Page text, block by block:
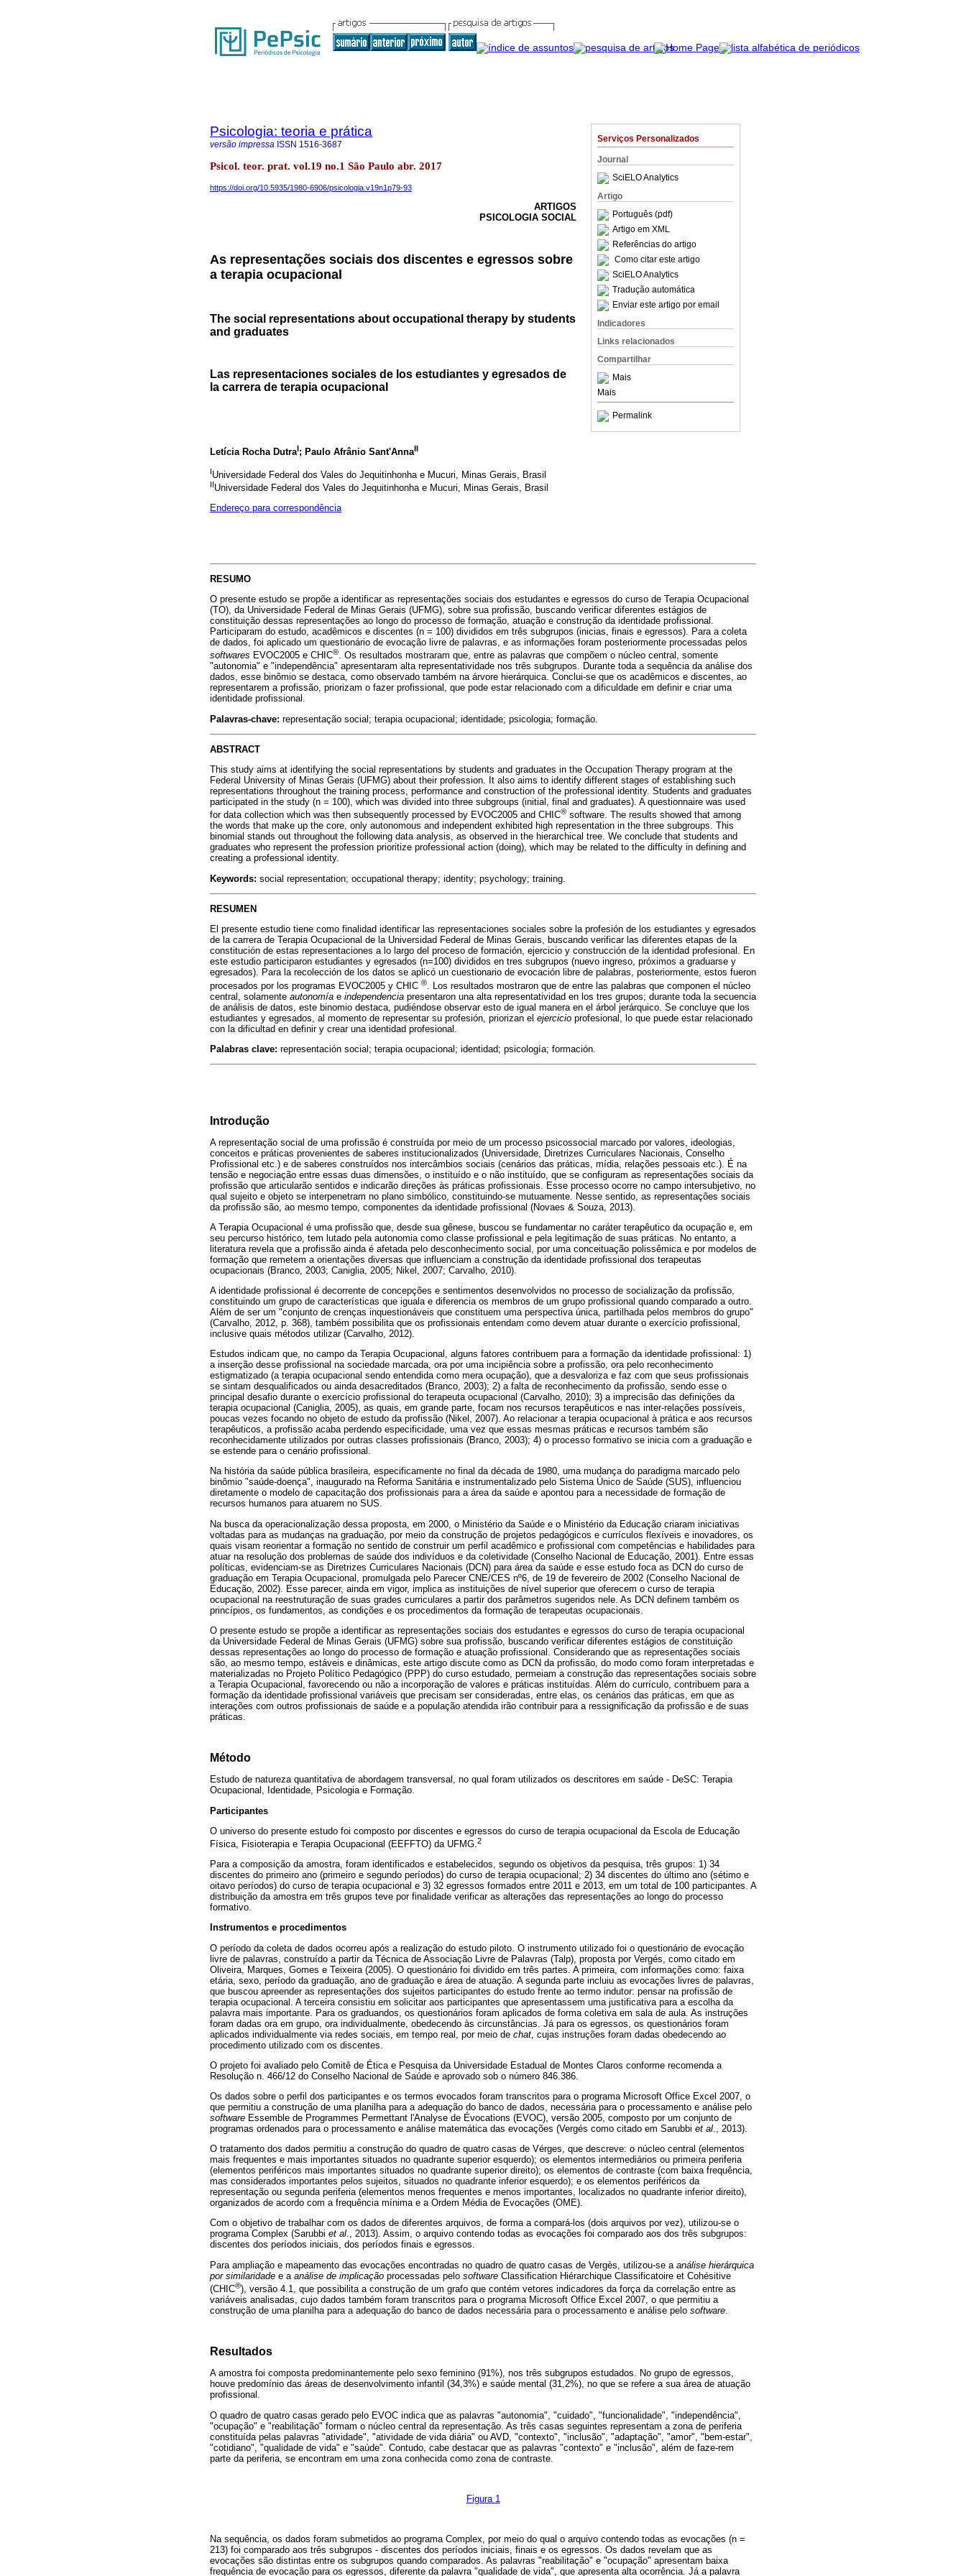
Serviços Personalizados
Journal
SciELO Analytics
Artigo
Português (pdf)
Artigo em XML
Referências do artigo
Como citar este artigo
SciELO Analytics
Tradução automática
Enviar este artigo por email
Indicadores
Links relacionados
Compartilhar
Mais
Mais
Permalink
Psicologia: teoria e prática
versão impressa ISSN 1516-3687
Psicol. teor. prat. vol.19 no.1 São Paulo abr. 2017
https://doi.org/10.5935/1980-6906/psicologia.v19n1p79-93
ARTIGOS
PSICOLOGIA SOCIAL
As representações sociais dos discentes e egressos sobre
a terapia ocupacional
The social representations about occupational therapy by students
and graduates
Las representaciones sociales de los estudiantes y egresados de
la carrera de terapia ocupacional
Letícia Rocha DutraI; Paulo Afrânio Sant'AnnaII
IUniversidade Federal dos Vales do Jequitinhonha e Mucuri, Minas Gerais, Brasil
IIUniversidade Federal dos Vales do Jequitinhonha e Mucuri, Minas Gerais, Brasil
Endereço para correspondência
RESUMO
O presente estudo se propõe a identificar as representações sociais dos estudantes e egressos do curso de Terapia Ocupacional
(TO), da Universidade Federal de Minas Gerais (UFMG), sobre sua profissão, buscando verificar diferentes estágios de
constituição dessas representações ao longo do processo de formação, atuação e construção da identidade profissional.
Participaram do estudo, acadêmicos e discentes (n = 100) divididos em três subgrupos (inicias, finais e egressos). Para a coleta
de dados, foi aplicado um questionário de evocação livre de palavras, e as informações foram posteriormente processadas pelos
softwares EVOC2005 e CHIC®. Os resultados mostraram que, entre as palavras que compõem o núcleo central, somente
"autonomia" e "independência" apresentaram alta representatividade nos três subgrupos. Durante toda a sequência da análise dos
dados, esse binômio se destaca, como observado também na árvore hierárquica. Conclui-se que os acadêmicos e discentes, ao
representarem a profissão, priorizam o fazer profissional, que pode estar relacionado com a dificuldade em definir e criar uma
identidade profissional.
Palavras-chave: representação social; terapia ocupacional; identidade; psicologia; formação.
ABSTRACT
This study aims at identifying the social representations by students and graduates in the Occupation Therapy program at the
Federal University of Minas Gerais (UFMG) about their profession. It also aims to identify different stages of establishing such
representations throughout the training process, performance and construction of the professional identity. Students and graduates
participated in the study (n = 100), which was divided into three subgroups (initial, final and graduates). A questionnaire was used
for data collection which was then subsequently processed by EVOC2005 and CHIC® software. The results showed that among
the words that make up the core, only autonomous and independent exhibited high representation in the three subgroups. This
binomial stands out throughout the following data analysis, as observed in the hierarchical tree. We conclude that students and
graduates who represent the profession prioritize professional action (doing), which may be related to the difficulty in defining and
creating a professional identity.
Keywords: social representation; occupational therapy; identity; psychology; training.
RESUMEN
El presente estudio tiene como finalidad identificar las representaciones sociales sobre la profesión de los estudiantes y egresados
de la carrera de Terapia Ocupacional de la Universidad Federal de Minas Gerais, buscando verificar las diferentes etapas de la
constitución de estas representaciones a lo largo del proceso de formación, ejercicio y construcción de la identidad profesional. En
este estudio participaron estudiantes y egresados (n=100) divididos en tres subgrupos (nuevo ingreso, próximos a graduarse y
egresados). Para la recolección de los datos se aplicó un cuestionario de evocación libre de palabras, posteriormente, estos fueron
procesados por los programas EVOC2005 y CHIC ®
. Los resultados mostraron que de entre las palabras que componen el núcleo
central, solamente autonomía e independencia presentaron una alta representatividad en los tres grupos; durante toda la secuencia
de análisis de datos, este binomio destaca, pudiéndose observar esto de igual manera en el árbol jerárquico. Se concluye que los
estudiantes y egresados, al momento de representar su profesión, priorizan el ejercicio profesional, lo que puede estar relacionado
con la dificultad en definir y crear una identidad profesional.
Palabras clave: representación social; terapia ocupacional; identidad; psicología; formación.
Introdução
A representação social de uma profissão é construída por meio de um processo psicossocial marcado por valores, ideologias,
conceitos e práticas provenientes de saberes institucionalizados (Universidade, Diretrizes Curriculares Nacionais, Conselho
Profissional etc.) e de saberes construídos nos intercâmbios sociais (cenários das práticas, mídia, relações pessoais etc.). É na
tensão e negociação entre essas duas dimensões, o instituído e o não instituído, que se configuram as representações sociais da
profissão que articularão sentidos e indicarão direções às práticas profissionais. Esse processo ocorre no campo intersubjetivo, no
qual sujeito e objeto se interpenetram no plano simbólico, constituindo-se mutuamente. Nesse sentido, as representações sociais
da profissão são, ao mesmo tempo, componentes da identidade profissional (Novaes & Souza, 2013).
A Terapia Ocupacional é uma profissão que, desde sua gênese, buscou se fundamentar no caráter terapêutico da ocupação e, em
seu percurso histórico, tem lutado pela autonomia como classe profissional e pela legitimação de suas práticas. No entanto, a
literatura revela que a profissão ainda é afetada pelo desconhecimento social, por uma conceituação polissêmica e por modelos de
formação que remetem a orientações diversas que influenciam a construção da identidade profissional dos terapeutas
ocupacionais (Branco, 2003; Caniglia, 2005; Nikel, 2007; Carvalho, 2010).
A identidade profissional é decorrente de concepções e sentimentos desenvolvidos no processo de socialização da profissão,
constituindo um grupo de características que iguala e diferencia os membros de um grupo profissional quando comparado a outro.
Além de ser um "conjunto de crenças inquestionáveis que constituem uma perspectiva única, partilhada pelos membros do grupo"
(Carvalho, 2012, p. 368), também possibilita que os profissionais entendam como devem atuar durante o exercício profissional,
inclusive quais métodos utilizar (Carvalho, 2012).
Estudos indicam que, no campo da Terapia Ocupacional, alguns fatores contribuem para a formação da identidade profissional: 1)
a inserção desse profissional na sociedade marcada, ora por uma incipiência sobre a profissão, ora pelo reconhecimento
estigmatizado (a terapia ocupacional sendo entendida como mera ocupação), que a desvaloriza e faz com que seus profissionais
se sintam desqualificados ou ainda desacreditados (Branco, 2003); 2) a falta de reconhecimento da profissão, sendo esse o
principal desafio durante o exercício profissional do terapeuta ocupacional (Carvalho, 2010); 3) a imprecisão das definições da
terapia ocupacional (Caniglia, 2005), as quais, em grande parte, focam nos recursos terapêuticos e nas inter-relações possíveis,
poucas vezes focando no objeto de estudo da profissão (Nikel, 2007). Ao relacionar a terapia ocupacional à prática e aos recursos
terapêuticos, a profissão acaba perdendo especificidade, uma vez que essas mesmas práticas e recursos também são
reconhecidamente utilizados por outras classes profissionais (Branco, 2003); 4) o processo formativo se inicia com a graduação e
se estende para o cenário profissional.
Na história da saúde pública brasileira, especificamente no final da década de 1980, uma mudança do paradigma marcado pelo
binômio "saúde-doença", inaugurado na Reforma Sanitária e instrumentalizado pelo Sistema Único de Saúde (SUS), influenciou
diretamente o modelo de capacitação dos profissionais para a área da saúde e apontou para a necessidade de formação de
recursos humanos para atuarem no SUS.
Na busca da operacionalização dessa proposta, em 2000, o Ministério da Saúde e o Ministério da Educação criaram iniciativas
voltadas para as mudanças na graduação, por meio da construção de projetos pedagógicos e currículos flexíveis e inovadores, os
quais visam reorientar a formação no sentido de construir um perfil acadêmico e profissional com competências e habilidades para
atuar na resolução dos problemas de saúde dos indivíduos e da coletividade (Conselho Nacional de Educação, 2001). Entre essas
políticas, evidenciam-se as Diretrizes Curriculares Nacionais (DCN) para área da saúde e esse estudo foca as DCN do curso de
graduação em Terapia Ocupacional, promulgada pelo Parecer CNE/CES nº6, de 19 de fevereiro de 2002 (Conselho Nacional de
Educação, 2002). Esse parecer, ainda em vigor, implica as instituições de nível superior que oferecem o curso de terapia
ocupacional na reestruturação de suas grades curriculares a partir dos parâmetros sugeridos nele. As DCN definem também os
princípios, os fundamentos, as condições e os procedimentos da formação de terapeutas ocupacionais.
O presente estudo se propõe a identificar as representações sociais dos estudantes e egressos do curso de terapia ocupacional
da Universidade Federal de Minas Gerais (UFMG) sobre sua profissão, buscando verificar diferentes estágios de constituição
dessas representações ao longo do processo de formação e atuação profissional. Considerando que as representações sociais
são, ao mesmo tempo, estáveis e dinâmicas, este artigo discute como as DCN da profissão, do modo como foram interpretadas e
materializadas no Projeto Político Pedagógico (PPP) do curso estudado, permeiam a construção das representações sociais sobre
a Terapia Ocupacional, favorecendo ou não a incorporação de valores e práticas instituídas. Além do currículo, contribuem para a
formação da identidade profissional variáveis que precisam ser consideradas, entre elas, os cenários das práticas, em que as
interações com outros profissionais de saúde e a população atendida irão contribuir para a ressignificação da profissão e de suas
práticas.
Método
Estudo de natureza quantitativa de abordagem transversal, no qual foram utilizados os descritores em saúde - DeSC: Terapia
Ocupacional, Identidade, Psicologia e Formação.
Participantes
O universo do presente estudo foi composto por discentes e egressos do curso de terapia ocupacional da Escola de Educação
Física, Fisioterapia e Terapia Ocupacional (EEFFTO) da UFMG.2
Para a composição da amostra, foram identificados e estabelecidos, segundo os objetivos da pesquisa, três grupos: 1) 34
discentes do primeiro ano (primeiro e segundo períodos) do curso de terapia ocupacional; 2) 34 discentes do último ano (sétimo e
oitavo períodos) do curso de terapia ocupacional e 3) 32 egressos formados entre 2011 e 2013, em um total de 100 participantes. A
distribuição da amostra em três grupos teve por finalidade verificar as alterações das representações ao longo do processo
formativo.
Instrumentos e procedimentos
O período da coleta de dados ocorreu após a realização do estudo piloto. O instrumento utilizado foi o questionário de evocação
livre de palavras, construído a partir da Técnica de Associação Livre de Palavras (Talp), proposta por Vergés, como citado em
Oliveira, Marques, Gomes e Teixeira (2005). O questionário foi dividido em três partes. A primeira, com informações como: faixa
etária, sexo, período da graduação, ano de graduação e área de atuação. A segunda parte incluiu as evocações livres de palavras,
que buscou apreender as representações dos sujeitos participantes do estudo frente ao termo indutor: pensar na profissão de
terapia ocupacional. A terceira consistiu em solicitar aos participantes que apresentassem uma justificativa para a escolha da
palavra mais importante. Para os graduandos, os questionários foram aplicados de forma coletiva em sala de aula. As instruções
foram dadas ora em grupo, ora individualmente, obedecendo às circunstâncias. Já para os egressos, os questionários foram
aplicados individualmente via redes sociais, em tempo real, por meio de chat , cujas instruções foram dadas obedecendo ao
procedimento utilizado com os discentes.
O projeto foi avaliado pelo Comitê de Ética e Pesquisa da Universidade Estadual de Montes Claros conforme recomenda a
Resolução n. 466/12 do Conselho Nacional de Saúde e aprovado sob o número 846.386.
Os dados sobre o perfil dos participantes e os termos evocados foram transcritos para o programa Microsoft Office Excel 2007, o
que permitiu a construção de uma planilha para a adequação do banco de dados, necessária para o processamento e análise pelo
software Essemble de Programmes Permettant l'Analyse de Évocations (EVOC), versão 2005, composto por um conjunto de
programas ordenados para o processamento e análise matemática das evocações (Vergés como citado em Sarubbi et al., 2013).
O tratamento dos dados permitiu a construção do quadro de quatro casas de Vérges, que descreve: o núcleo central (elementos
mais frequentes e mais importantes situados no quadrante superior esquerdo); os elementos intermediários ou primeira periferia
(elementos periféricos mais importantes situados no quadrante superior direito); os elementos de contraste (com baixa frequência,
mas considerados importantes pelos sujeitos, situados no quadrante inferior esquerdo); e os elementos periféricos da
representação ou segunda periferia (elementos menos frequentes e menos importantes, localizados no quadrante inferior direito),
organizados de acordo com a frequência mínima e a Ordem Média de Evocações (OME).
Com o objetivo de trabalhar com os dados de diferentes arquivos, de forma a compará-los (dois arquivos por vez), utilizou-se o
programa Complex (Sarubbi et al., 2013). Assim, o arquivo contendo todas as evocações foi comparado aos dos três subgrupos:
discentes dos períodos iniciais, dos períodos finais e egressos.
Para ampliação e mapeamento das evocações encontradas no quadro de quatro casas de Vergès, utilizou-se a análise hierárquica
por similaridade e a análise de implicação processadas pelo software Classification Hiérarchique Classificatoire et Cohésitive
(CHIC®), versão 4.1, que possibilita a construção de um grafo que contém vetores indicadores da força da correlação entre as
variáveis analisadas, cujo dados também foram transcritos para o programa Microsoft Office Excel 2007, o que permitiu a
construção de uma planilha para a adequação do banco de dados necessária para o processamento e análise pelo software
Resultados
A amostra foi composta predominantemente pelo sexo feminino (91%), nos três subgrupos estudados. No grupo de egressos,
houve predomínio das áreas de desenvolvimento infantil (34,3%) e saúde mental (31,2%), no que se refere a sua área de atuação
profissional.
O quadro de quatro casas gerado pelo EVOC indica que as palavras "autonomia", "cuidado", "funcionalidade", "independência",
"ocupação" e "reabilitação" formam o núcleo central da representação. As três casas seguintes representam a zona de periferia
constituída pelas palavras "atividade", "atividade de vida diária" ou AVD, "contexto", "inclusão", "adaptação", "amor", "bem-estar",
"cotidiano", "qualidade de vida" e "saúde". Contudo, cabe destacar que as palavras "contexto" e "inclusão", além de faze-rem
parte da periferia, se encontram em uma zona conhecida como zona de contraste.
Figura 1
Na sequência, os dados foram submetidos ao programa Complex, por meio do qual o arquivo contendo todas as evocações (n =
213) foi comparado aos três subgrupos - discentes dos períodos iniciais, finais e os egressos. Os dados revelam que as
evocações são distintas entre os subgrupos quando comparados. As palavras "reabilitação" e "ocupação" apresentam baixa
frequência de evocação para os egressos, diferente da palavra "qualidade de vida", que apresenta alta ocorrência. Já a palavra